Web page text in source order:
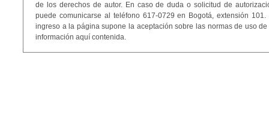
de los derechos de autor. En caso de duda o solicitud de
puede comunicarse al teléfono 617-0729 en Bogotá, extensión 101.
ingreso a la página supone la aceptación sobre las normas de uso de
información aquí contenida.